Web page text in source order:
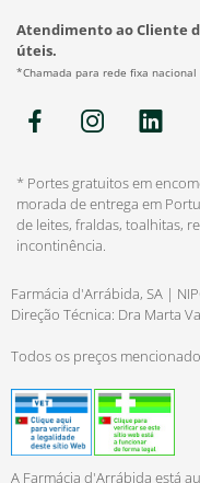
Atendimento ao Cliente
úteis.
*Chamada para rede fixa nacional
* Portes gratuitos em
morada de entrega em
de leites, fraldas, toalhitas,
incontinência.
Farmácia d'Arrábida, SA |
Direção Técnica: Dra Marta
Todos os preços
A Farmácia d'Arrábida está